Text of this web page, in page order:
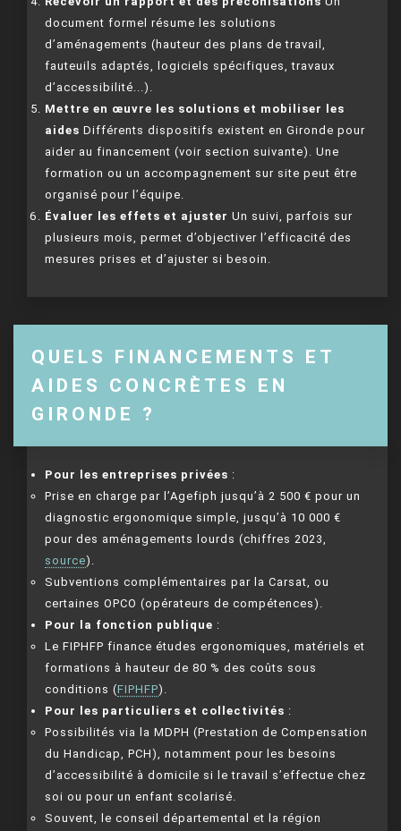
document formel résume les solutions
d’aménagements (hauteur des plans de travail,
fauteuils adaptés, logiciels spécifiques, travaux
d’accessibilité...).
Mettre en œuvre les solutions et mobiliser les
aides Différents dispositifs existent en Gironde pour
aider au financement (voir section suivante). Une
formation ou un accompagnement sur site peut être
organisé pour l’équipe.
Évaluer les effets et ajuster Un suivi, parfois sur
plusieurs mois, permet d’objectiver l’efficacité des
mesures prises et d’ajuster si besoin.
QUELS FINANCEMENTS ET
AIDES CONCRÈTES EN
GIRONDE ?
Pour les entreprises privées :
Prise en charge par l’Agefiph jusqu’à 2 500 € pour un
diagnostic ergonomique simple, jusqu’à 10 000 €
pour des aménagements lourds (chiffres 2023,
source).
Subventions complémentaires par la Carsat, ou
certaines OPCO (opérateurs de compétences).
Pour la fonction publique :
Le FIPHFP finance études ergonomiques, matériels et
formations à hauteur de 80 % des coûts sous
conditions (FIPHFP).
Pour les particuliers et collectivités :
Possibilités via la MDPH (Prestation de Compensation
du Handicap, PCH), notamment pour les besoins
d’accessibilité à domicile si le travail s’effectue chez
soi ou pour un enfant scolarisé.
Souvent, le conseil départemental et la région